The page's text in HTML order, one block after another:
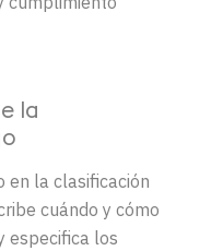
la
en la clasificación
cuándo y cómo
especifica los